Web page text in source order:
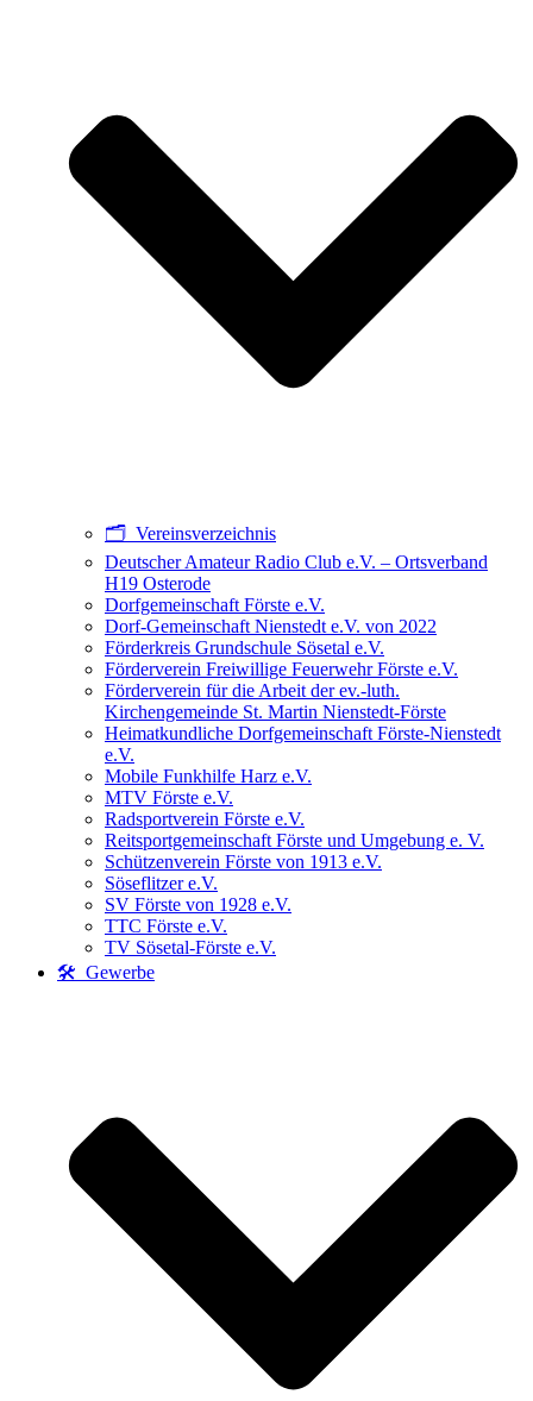
🗂️ Vereinsverzeichnis
Deutscher Amateur Radio Club e.V. – Ortsverband
H19 Osterode
Dorfgemeinschaft Förste e.V.
Dorf-Gemeinschaft Nienstedt e.V. von 2022
Förderkreis Grundschule Sösetal e.V.
Förderverein Freiwillige Feuerwehr Förste e.V.
Förderverein für die Arbeit der ev.-luth.
Kirchengemeinde St. Martin Nienstedt-Förste
Heimatkundliche Dorfgemeinschaft Förste-Nienstedt
e.V.
Mobile Funkhilfe Harz e.V.
MTV Förste e.V.
Radsportverein Förste e.V.
Reitsportgemeinschaft Förste und Umgebung e. V.
Schützenverein Förste von 1913 e.V.
Söseflitzer e.V.
SV Förste von 1928 e.V.
TTC Förste e.V.
TV Sösetal-Förste e.V.
🛠️ Gewerbe